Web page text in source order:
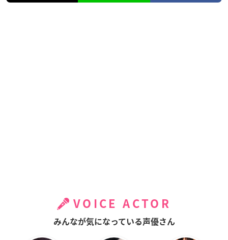
VOICE ACTOR
みんなが気になっている声優さん